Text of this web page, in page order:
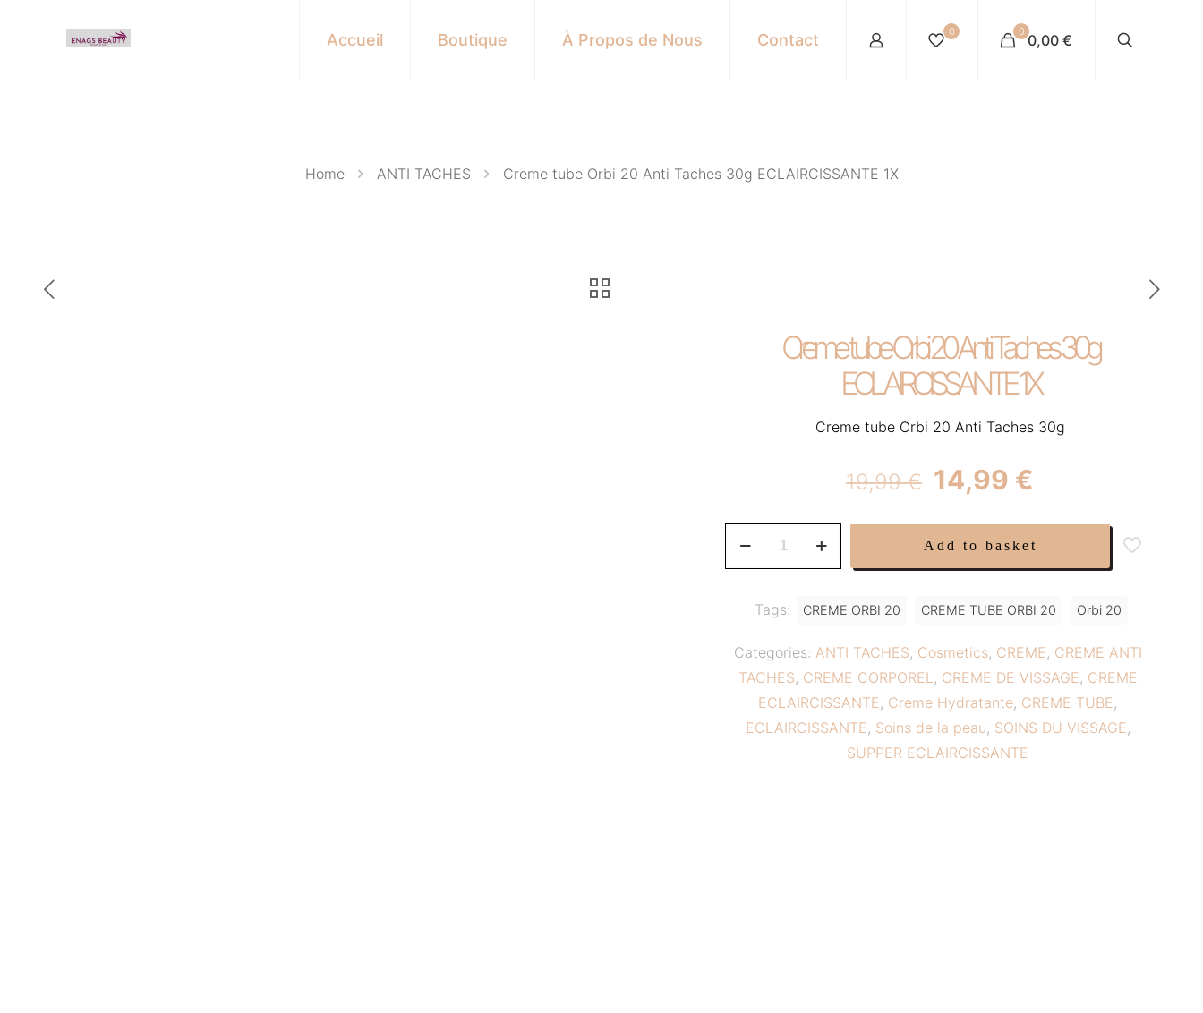
Accueil Boutique À Propos de Nous Contact 0 0 0,00 €
Home ANTI TACHES Creme tube Orbi 20 Anti Taches 30g ECLAIRCISSANTE 1X
Creme tube Orbi 20 Anti Taches 30g
ECLAIRCISSANTE 1X
Creme tube Orbi 20 Anti Taches 30g
19,99€ Original
price
was:
19,99 €.
14,99 €
is:
14,99 €.
Taches
30g
ECLAIRCISSANTE
Add to basket
Categories: ANTI TACHES, Cosmetics, CREME, CREME ANTI
TACHES, CREME CORPOREL, CREME DE VISSAGE, CREME
ECLAIRCISSANTE, Creme Hydratante, CREME TUBE,
ECLAIRCISSANTE, Soins de la peau, SOINS DU VISSAGE,
SUPPER ECLAIRCISSANTE
Tags: CREME ORBI 20 CREME TUBE ORBI 20 Orbi 20